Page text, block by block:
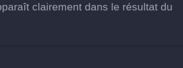
clairement dans le résultat du